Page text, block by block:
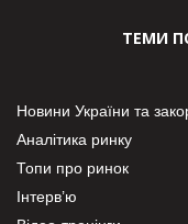
ТЕМИ
Новини України та
Аналітика ринку
Топи про ринок
Інтерв’ю